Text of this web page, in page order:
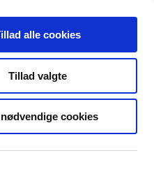
alle cookies
Tillad valgte
cookies